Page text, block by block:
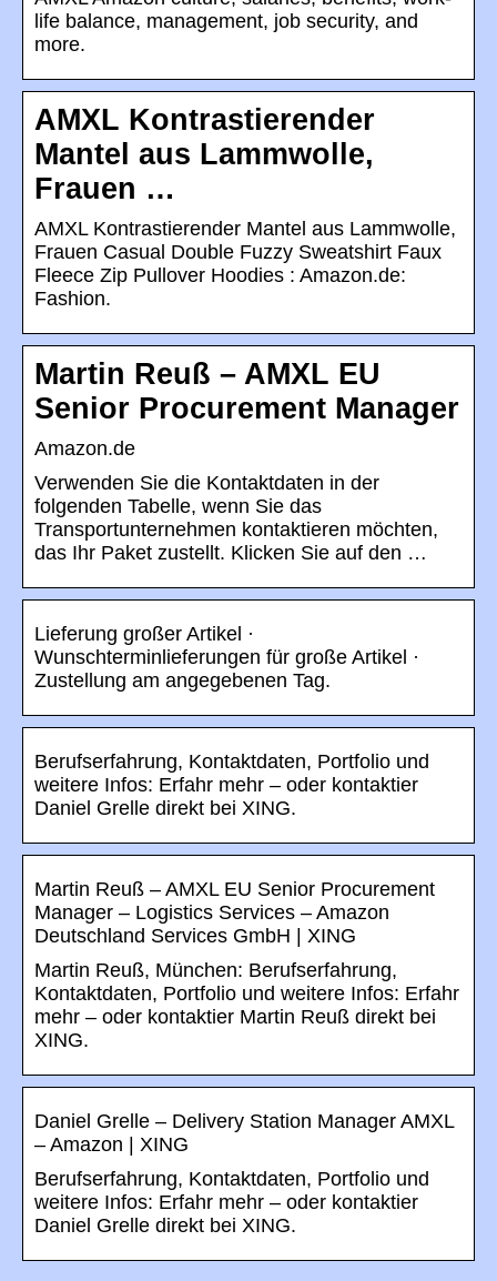
life balance, management, job security, and
more.
AMXL Kontrastierender
Mantel aus Lammwolle,
Frauen …
AMXL Kontrastierender Mantel aus Lammwolle,
Frauen Casual Double Fuzzy Sweatshirt Faux
Fleece Zip Pullover Hoodies : Amazon.de:
Fashion.
Martin Reuß – AMXL EU
Senior Procurement Manager
Amazon.de
Verwenden Sie die Kontaktdaten in der
folgenden Tabelle, wenn Sie das
Transportunternehmen kontaktieren möchten,
das Ihr Paket zustellt. Klicken Sie auf den …
Lieferung großer Artikel ·
Wunschterminlieferungen für große Artikel ·
Zustellung am angegebenen Tag.
Berufserfahrung, Kontaktdaten, Portfolio und
weitere Infos: Erfahr mehr – oder kontaktier
Daniel Grelle direkt bei XING.
Martin Reuß – AMXL EU Senior Procurement
Manager – Logistics Services – Amazon
Deutschland Services GmbH | XING
Martin Reuß, München: Berufserfahrung,
Kontaktdaten, Portfolio und weitere Infos: Erfahr
mehr – oder kontaktier Martin Reuß direkt bei
XING.
Daniel Grelle – Delivery Station Manager AMXL
– Amazon | XING
Berufserfahrung, Kontaktdaten, Portfolio und
weitere Infos: Erfahr mehr – oder kontaktier
Daniel Grelle direkt bei XING.